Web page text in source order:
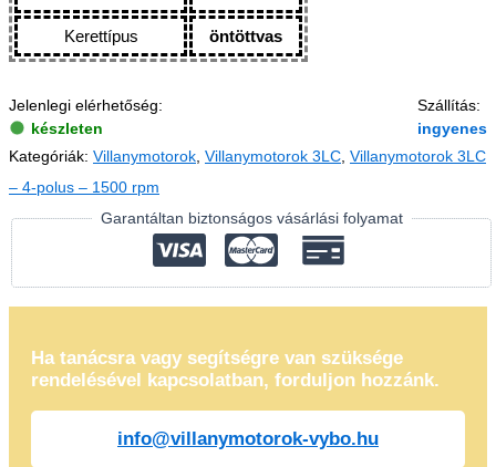
Kerettípus öntöttvas
Jelenlegi elérhetőség:
készleten
Szállítás:
ingyenes
Kategóriák: Villanymotorok Villanymotorok 3LC Villanymotorok 3LC
– 4-polus – 1500 rpm
Garantáltan biztonságos vásárlási folyamat
Ha tanácsra vagy segítségre van szüksége
rendelésével kapcsolatban, forduljon hozzánk.
info@villanymotorok-vybo.hu